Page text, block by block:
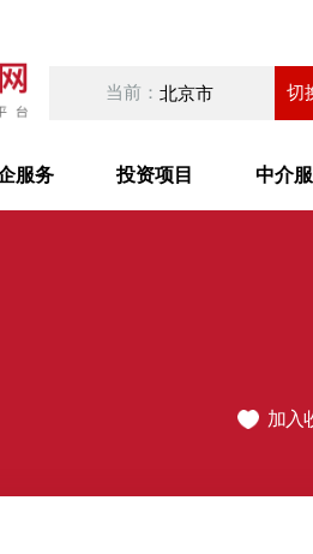
当前： 北京市 切
服务 投资项目 中介
加入